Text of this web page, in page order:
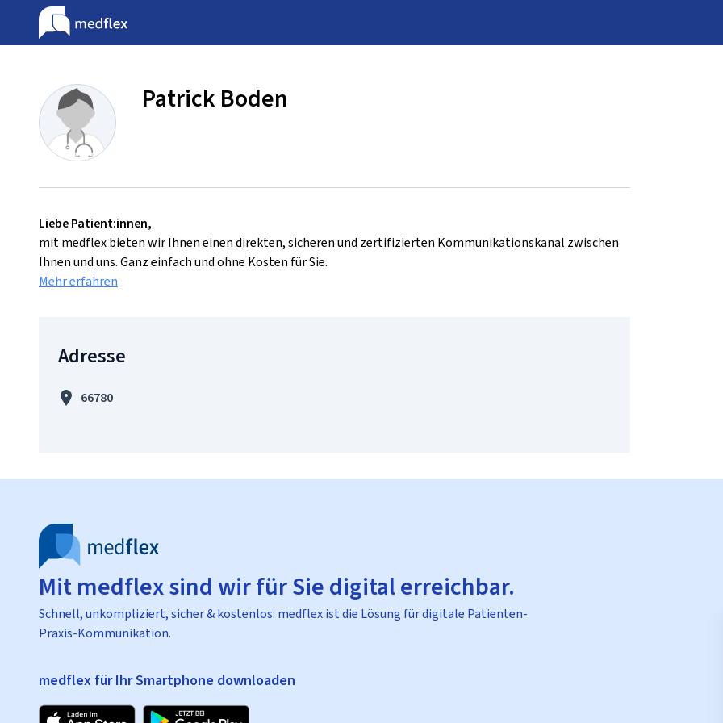
Patrick Boden
Liebe Patient:innen,
mit medflex bieten wir Ihnen einen direkten, sicheren und zertifizierten Kommunikationskanal zwischen
Ihnen und uns. Ganz einfach und ohne Kosten für Sie.
Mehr erfahren
Adresse
66780
Mit medflex sind wir für Sie digital erreichbar.
Schnell, unkompliziert, sicher & kostenlos: medflex ist die Lösung für digitale Patienten-
Praxis-Kommunikation.
medflex für Ihr Smartphone downloaden